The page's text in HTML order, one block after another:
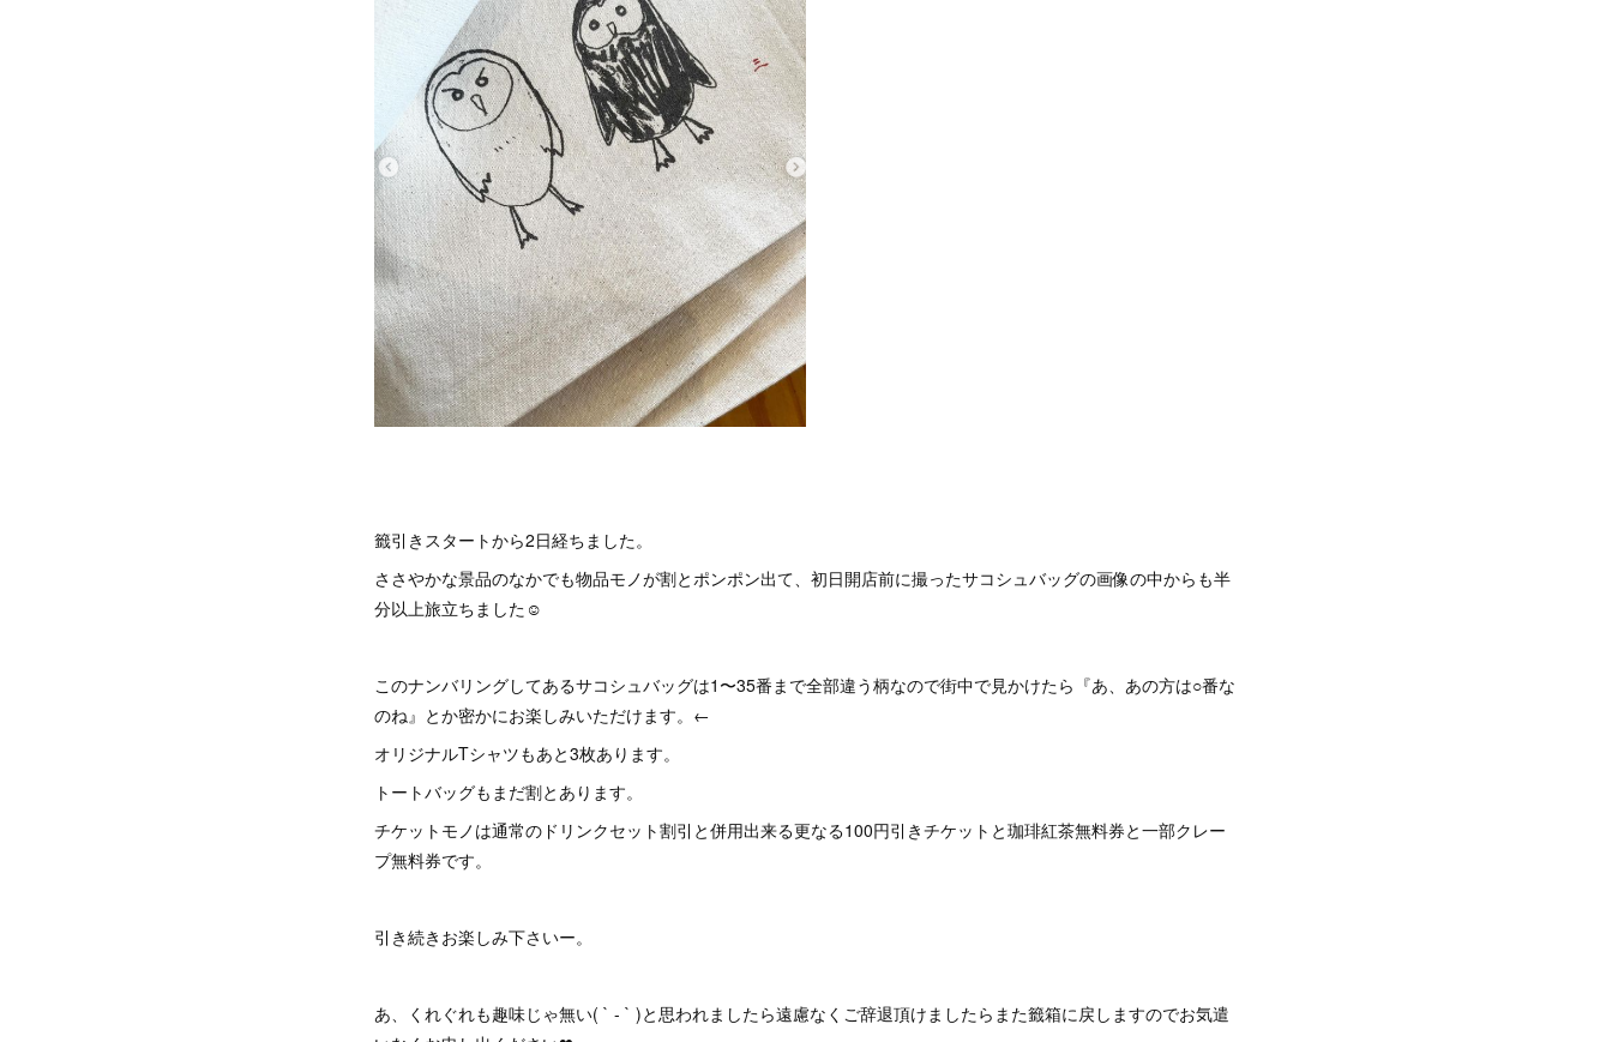
籤引きスタートから2日経ちました。
ささやかな景品のなかでも物品モノが割とポンポン出て、初日開店前に撮ったサコシュバッグの画像の中からも半
分以上旅立ちました☺️
このナンバリングしてあるサコシュバッグは1〜35番まで全部違う柄なので街中で見かけたら『あ、あの方は○番な
のね』とか密かにお楽しみいただけます。←
⁡オリジナルTシャツもあと3枚あります。
⁡トートバッグもまだ割とあります。
⁡チケットモノは通常のドリンクセット割引と併用出来る更なる100円引きチケットと珈琲紅茶無料券と一部クレー
プ無料券です。
引き続きお楽しみ下さいー。
⁡あ、くれぐれも趣味じゃ無い( ` - ` )と思われましたら遠慮なくご辞退頂けましたらまた籤箱に戻しますのでお気遣